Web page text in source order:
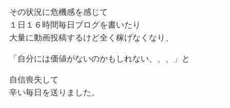
その状況に危機感を感じて
１日１６時間毎日ブログを書いたり
大量に動画投稿するけど全く稼げなくなり、
「自分には価値がないのかもしれない、、、」と
自信喪失して
辛い毎日を送りました。